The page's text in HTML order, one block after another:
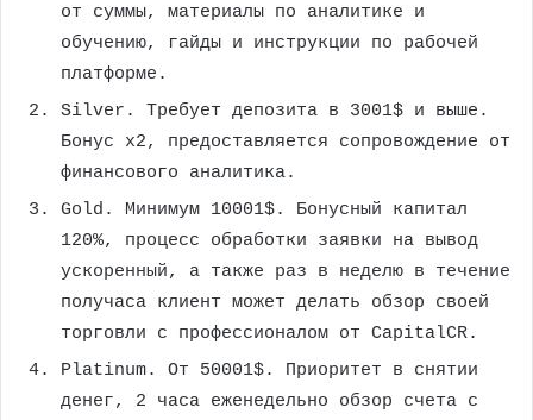
от суммы, материалы по аналитике и
обучению, гайды и инструкции по рабочей
платформе.
Silver. Требует депозита в 3001$ и выше.
Бонус х2, предоставляется сопровождение от
финансового аналитика.
Gold. Минимум 10001$. Бонусный капитал
120%, процесс обработки заявки на вывод
ускоренный, а также раз в неделю в течение
получаса клиент может делать обзор своей
торговли с профессионалом от CapitalCR.
Platinum. От 50001$. Приоритет в снятии
денег, 2 часа еженедельно обзор счета с